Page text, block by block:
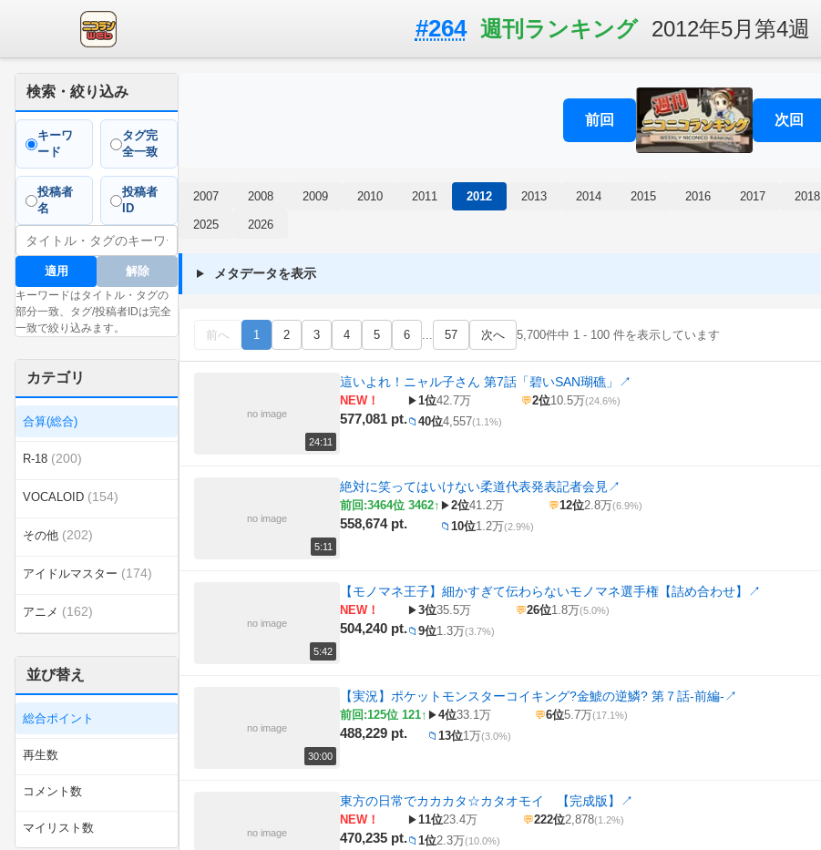
#264 週刊ランキング 2012年5月第4週
検索・絞り込み
キーワ
ード
タグ完
全一致
投稿者
名
投稿者
ID
適用 解除
キーワードはタイトル・タグの
部分一致、タグ/投稿者IDは完全
一致で絞り込みます。
カテゴリ
合算(総合)
R-18 (200)
VOCALOID (154)
その他 (202)
アイドルマスター (174)
アニメ (162)
ゲーム (151)
スポーツ
(179)
並び替え
総合ポイント
再生数
コメント数
マイリスト数
前回 次回
2007 2008 2009 2010 2011 2012 2013 2014 2015 2016 2017 2018
2025 2026
メタデータを表示
前へ 1 2 3 4 5 6 ... 57 次へ 5,700件中 1 - 100 件を表示しています
no image
24:11
這いよれ！ニャル子さん 第7話「碧いSAN瑚礁」 ↗
NEW！
577,081 pt.
▶1位42.7万 💬2位10.5万(24.6%)
📁 40位4,557(1.1%)
no image
5:11
絶対に笑ってはいけない柔道代表発表記者会見↗
前回:3464位 3462↑
558,674 pt.
▶2位41.2万 💬12位2.8万(6.9%)
📁 10位1.2万(2.9%)
no image
5:42
【モノマネ王子】細かすぎて伝わらないモノマネ選手権【詰め合わせ】 ↗
NEW！
504,240 pt.
▶3位35.5万 💬26位1.8万(5.0%)
📁 9位1.3万(3.7%)
no image
30:00
【実況】ポケットモンスターコイキング?金鯱の逆鱗? 第７話-前編-↗
前回:125位 121↑
488,229 pt.
▶4位33.1万 💬6位5.7万(17.1%)
📁 13位1万(3.0%)
no image
東方の日常でカカカタ☆カタオモイ 【完成版】 ↗
NEW！
470,235 pt.
▶11位23.4万 💬222位2,878(1.2%)
📁 1位2.3万(10.0%)